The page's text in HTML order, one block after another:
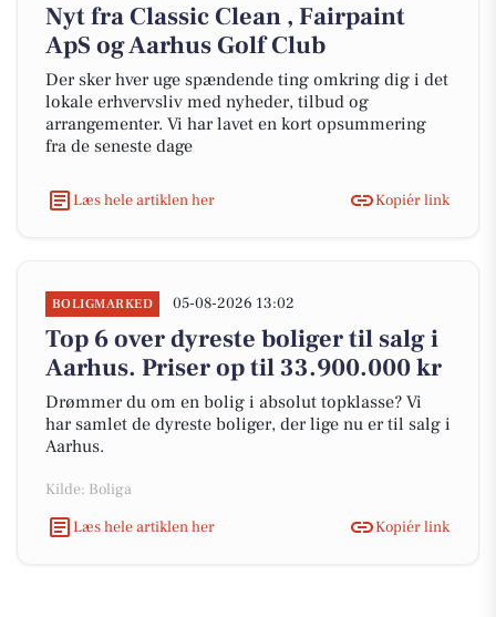
Nyt fra Classic Clean , Fairpaint
ApS og Aarhus Golf Club
Der sker hver uge spændende ting omkring dig i det
lokale erhvervsliv med nyheder, tilbud og
arrangementer. Vi har lavet en kort opsummering
fra de seneste dage
Læs hele artiklen her Kopiér link
BOLIGMARKED 05-08-2026 13:02
Top 6 over dyreste boliger til salg i
Aarhus. Priser op til 33.900.000 kr
Drømmer du om en bolig i absolut topklasse? Vi
har samlet de dyreste boliger, der lige nu er til salg i
Aarhus.
Kilde: Boliga
Læs hele artiklen her
Kopiér link